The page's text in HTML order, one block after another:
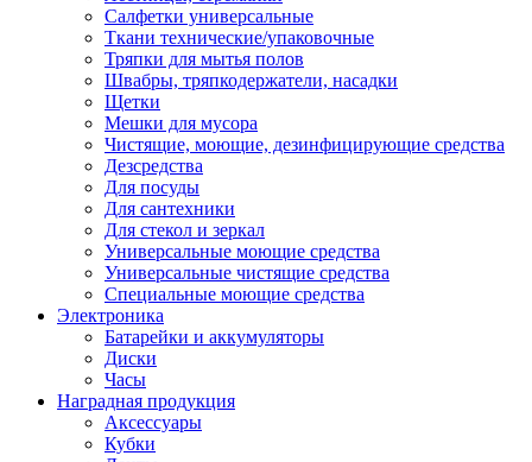
Салфетки универсальные
Ткани технические/упаковочные
Тряпки для мытья полов
Швабры, тряпкодержатели, насадки
Щетки
Мешки для мусора
Чистящие, моющие, дезинфицирующие средства
Дезсредства
Для посуды
Для сантехники
Для стекол и зеркал
Универсальные моющие средства
Универсальные чистящие средства
Специальные моющие средства
Электроника
Батарейки и аккумуляторы
Диски
Часы
Наградная продукция
Аксессуары
Кубки